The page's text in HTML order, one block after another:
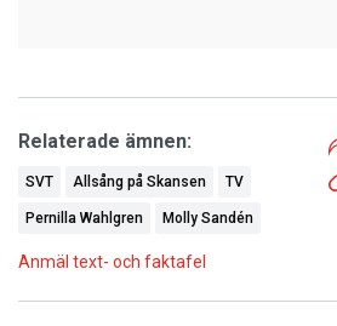
Relaterade ämnen:
SVT Allsång på Skansen TV
Pernilla Wahlgren Molly Sandén
Anmäl text- och faktafel